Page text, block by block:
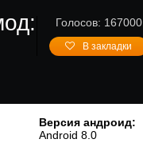
Голосов: 167000
В закладки
Версия андроид:
Android 8.0